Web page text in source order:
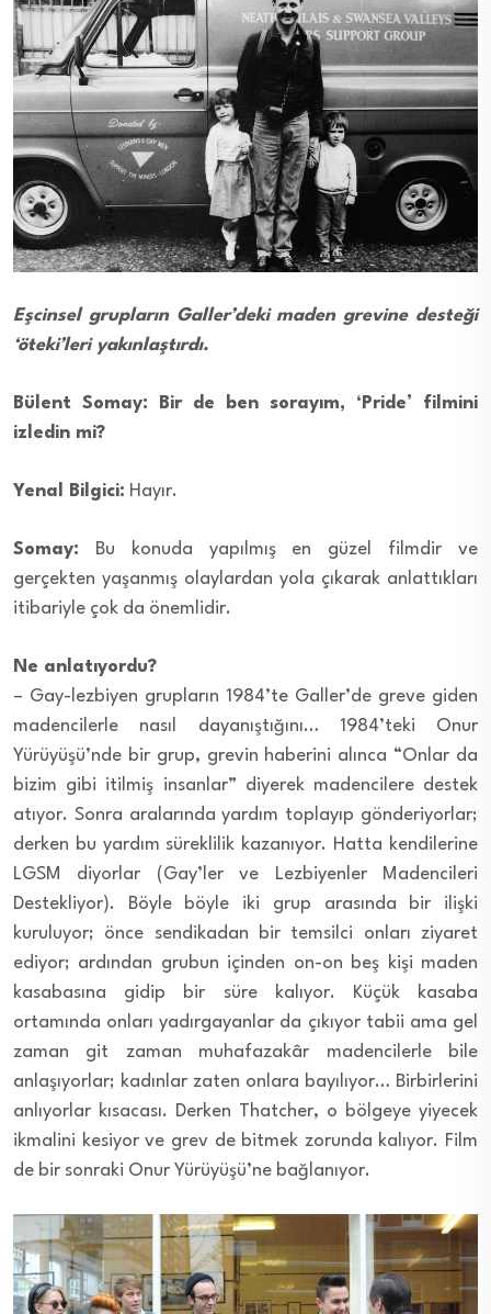
Eşcinsel grupların Galler’deki maden grevine desteği
‘öteki’leri yakınlaştırdı.
Bülent Somay: Bir de ben sorayım, ‘Pride’ filmini
izledin mi?
Yenal Bilgici: Hayır.
Somay: Bu konuda yapılmış en güzel filmdir ve
gerçekten yaşanmış olaylardan yola çıkarak anlattıkları
itibariyle çok da önemlidir.
Ne anlatıyordu?
– Gay-lezbiyen grupların 1984’te Galler’de greve giden
madencilerle nasıl dayanıştığını… 1984’teki Onur
Yürüyüşü’nde bir grup, grevin haberini alınca “Onlar da
bizim gibi itilmiş insanlar” diyerek madencilere destek
atıyor. Sonra aralarında yardım toplayıp gönderiyorlar;
derken bu yardım süreklilik kazanıyor. Hatta kendilerine
LGSM diyorlar (Gay’ler ve Lezbiyenler Madencileri
Destekliyor). Böyle böyle iki grup arasında bir ilişki
kuruluyor; önce sendikadan bir temsilci onları ziyaret
ediyor; ardından grubun içinden on-on beş kişi maden
kasabasına gidip bir süre kalıyor. Küçük kasaba
ortamında onları yadırgayanlar da çıkıyor tabii ama gel
zaman git zaman muhafazakâr madencilerle bile
anlaşıyorlar; kadınlar zaten onlara bayılıyor… Birbirlerini
anlıyorlar kısacası. Derken Thatcher, o bölgeye yiyecek
ikmalini kesiyor ve grev de bitmek zorunda kalıyor. Film
de bir sonraki Onur Yürüyüşü’ne bağlanıyor.